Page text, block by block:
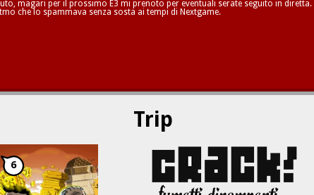
magari per il prossimo E3 mi prenoto per eventuali serate seguito in diretta.
che lo spammava senza sosta ai tempi di Nextgame.
Trip
6